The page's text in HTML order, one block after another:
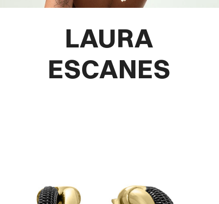
LAURA
ESCANES